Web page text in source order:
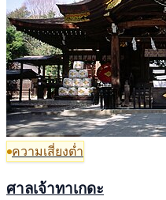
ความเสี่ยงต่ำ
ศาลเจ้าทาเกดะ